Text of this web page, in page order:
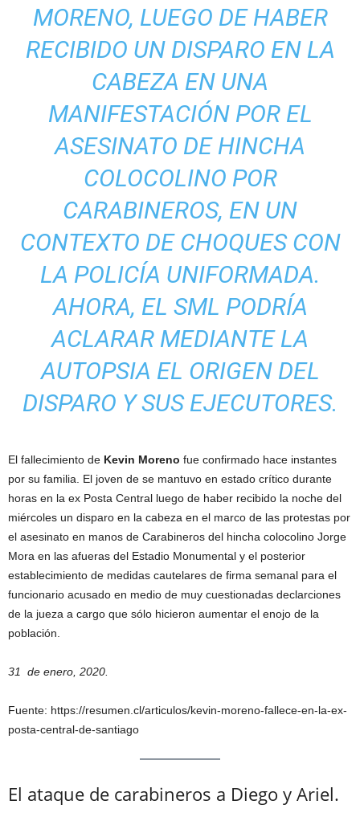
MORENO, LUEGO DE HABER
RECIBIDO UN DISPARO EN LA
CABEZA EN UNA
MANIFESTACIÓN POR EL
ASESINATO DE HINCHA
COLOCOLINO POR
CARABINEROS, EN UN
CONTEXTO DE CHOQUES CON
LA POLICÍA UNIFORMADA.
AHORA, EL SML PODRÍA
ACLARAR MEDIANTE LA
AUTOPSIA EL ORIGEN DEL
DISPARO Y SUS EJECUTORES.
El fallecimiento de Kevin Moreno fue confirmado hace instantes
por su familia. El joven de se mantuvo en estado crítico durante
horas en la ex Posta Central luego de haber recibido la noche del
miércoles un disparo en la cabeza en el marco de las protestas por
el asesinato en manos de Carabineros del hincha colocolino Jorge
Mora en las afueras del Estadio Monumental y el posterior
establecimiento de medidas cautelares de firma semanal para el
funcionario acusado en medio de muy cuestionadas declarciones
de la jueza a cargo que sólo hicieron aumentar el enojo de la
población.
31 de enero, 2020.
Fuente: https://resumen.cl/articulos/kevin-moreno-fallece-en-la-ex-
posta-central-de-santiago
El ataque de carabineros a Diego y Ariel.